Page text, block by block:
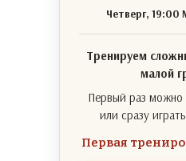
Четверг, 19:00
Тренируем
малой
Первый раз можно
или сразу
Первая